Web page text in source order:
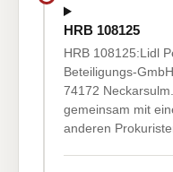
HRB 108125
HRB 108125:Lidl
Beteiligungs-
74172
gemeinsam mit
anderen